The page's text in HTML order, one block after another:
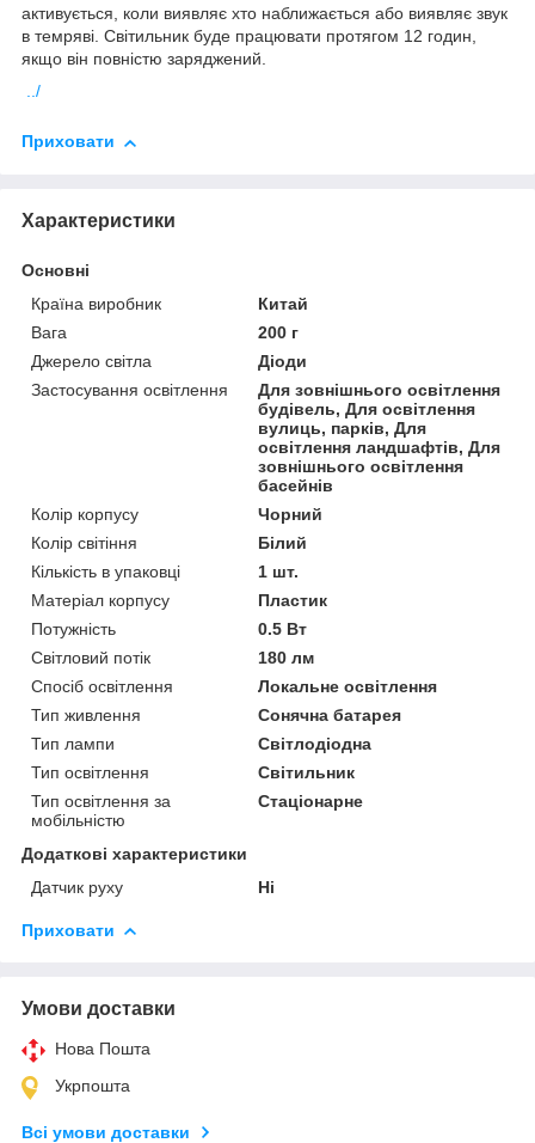
активується, коли виявляє хто наближається або виявляє звук
в темряві. Світильник буде працювати протягом 12 годин,
якщо він повністю заряджений.
../
Приховати
Характеристики
Основні
Країна виробник
Китай
Вага
200 г
Джерело світла
Діоди
Застосування освітлення
Для зовнішнього освітлення
будівель, Для освітлення
вулиць, парків, Для
освітлення ландшафтів, Для
зовнішнього освітлення
басейнів
Колір корпусу
Чорний
Колір світіння
Білий
Кількість в упаковці
1 шт.
Матеріал корпусу
Пластик
Потужність
0.5 Вт
Світловий потік
180 лм
Спосіб освітлення
Локальне освітлення
Тип живлення
Сонячна батарея
Тип лампи
Світлодіодна
Тип освітлення
Світильник
Тип освітлення за
мобільністю
Стаціонарне
Додаткові характеристики
Датчик руху
Ні
Приховати
Умови доставки
Нова Пошта
Укрпошта
Всі умови доставки